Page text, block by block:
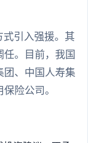
引入强援。其
任。目前，我国
、中国人寿集
险公司。